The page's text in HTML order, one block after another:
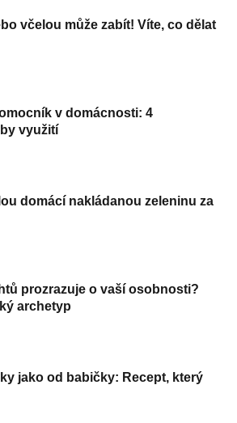
včelou může zabít! Víte, co dělat
v domácnosti: 4
využití
domácí nakládanou zeleninu za
prozrazuje o vaší osobnosti?
archetyp
jako od babičky: Recept, který